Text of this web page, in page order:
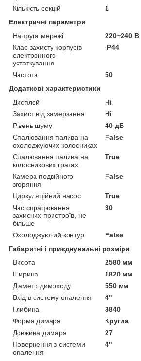
Кількість секцій
1
Електричні параметри
Напруга мережі
220~240 В
Клас захисту корпусів
електронного
устаткування
IP44
Частота
50
Додаткові характеристики
Дисплей
Ні
Захист від замерзання
Ні
Рівень шуму
40 дБ
Спалювання палива на
охолоджуючих колосниках
False
Спалювання палива на
колосникових гратах
True
Камера подвійного
згоряння
False
Циркуляційний насос
True
Час спрацювання
захисних пристроїв, не
більше
30
Охолоджуючий контур
False
Габаритні і приєднувальні розміри
Висота
2580 мм
Ширина
1820 мм
Діаметр димоходу
550 мм
Вхід в систему опалення
4"
Глибина
3840
Форма димаря
Кругла
Довжина димаря
27
Повернення з системи
опалення
4"